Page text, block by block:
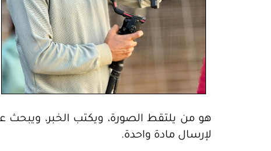
هو من يلتقط الصورة، ويكتب الخبر،
لإرسال مادة واحدة.